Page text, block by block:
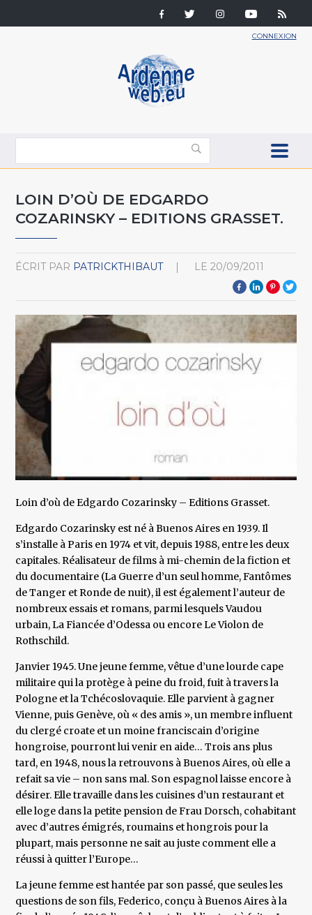
CONNEXION
LOIN D’OÙ DE EDGARDO
COZARINSKY – EDITIONS GRASSET.
ÉCRIT PAR PATRICKTHIBAUT LE 20/09/2011
Loin d’où de Edgardo Cozarinsky – Editions Grasset.
Edgardo Cozarinsky est né à Buenos Aires en 1939. Il
s’installe à Paris en 1974 et vit, depuis 1988, entre les deux
capitales. Réalisateur de films à mi-chemin de la fiction et
du documentaire (La Guerre d’un seul homme, Fantômes
de Tanger et Ronde de nuit), il est également l’auteur de
nombreux essais et romans, parmi lesquels Vaudou
urbain, La Fiancée d’Odessa ou encore Le Violon de
Rothschild.
Janvier 1945. Une jeune femme, vêtue d’une lourde cape
militaire qui la protège à peine du froid, fuit à travers la
Pologne et la Tchécoslovaquie. Elle parvient à gagner
Vienne, puis Genève, où « des amis », un membre influent
du clergé croate et un moine franciscain d’origine
hongroise, pourront lui venir en aide… Trois ans plus
tard, en 1948, nous la retrouvons à Buenos Aires, où elle a
refait sa vie – non sans mal. Son espagnol laisse encore à
désirer. Elle travaille dans les cuisines d’un restaurant et
elle loge dans la petite pension de Frau Dorsch, cohabitant
avec d’autres émigrés, roumains et hongrois pour la
plupart, mais personne ne sait au juste comment elle a
réussi à quitter l’Europe…
La jeune femme est hantée par son passé, que seules les
questions de son fils, Federico, conçu à Buenos Aires à la